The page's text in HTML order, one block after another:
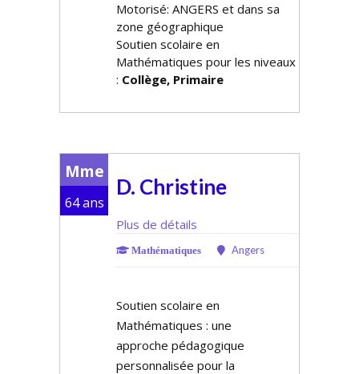
Motorisé: ANGERS et dans sa
zone géographique
Soutien scolaire en
Mathématiques pour les niveaux
: Collège, Primaire
Mme
64 ans
D. Christine
Plus de détails
Mathématiques Angers
Soutien scolaire en
Mathématiques : une
approche pédagogique
personnalisée pour la